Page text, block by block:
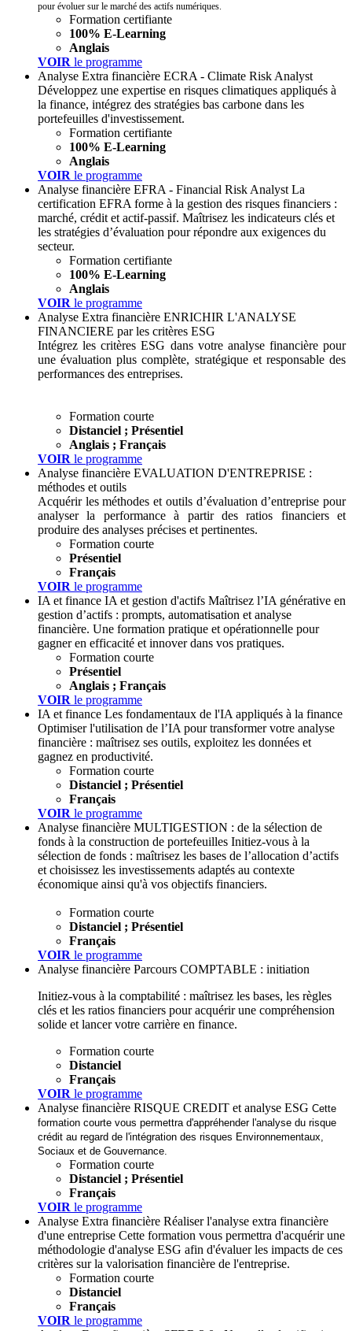
pour évoluer sur le marché des actifs numériques.
Formation certifiante
100% E-Learning
Anglais
VOIR le programme
Analyse Extra financière ECRA - Climate Risk Analyst
Développez une expertise en risques climatiques appliqués à
la finance, intégrez des stratégies bas carbone dans les
portefeuilles d'investissement.
Formation certifiante
100% E-Learning
Anglais
VOIR le programme
Analyse financière EFRA - Financial Risk Analyst La
certification EFRA forme à la gestion des risques financiers :
marché, crédit et actif-passif. Maîtrisez les indicateurs clés et
les stratégies d’évaluation pour répondre aux exigences du
secteur.
Formation certifiante
100% E-Learning
Anglais
VOIR le programme
Analyse Extra financière ENRICHIR L'ANALYSE
FINANCIERE par les critères ESG
Intégrez les critères ESG dans votre analyse financière pour
une évaluation plus complète, stratégique et responsable des
performances des entreprises.
Formation courte
Distanciel ; Présentiel
Anglais ; Français
VOIR le programme
Analyse financière EVALUATION D'ENTREPRISE :
méthodes et outils
Acquérir les méthodes et outils d’évaluation d’entreprise pour
analyser la performance à partir des ratios financiers et
produire des analyses précises et pertinentes.
Formation courte
Présentiel
Français
VOIR le programme
IA et finance IA et gestion d'actifs Maîtrisez l’IA générative en
gestion d’actifs : prompts, automatisation et analyse
financière. Une formation pratique et opérationnelle pour
gagner en efficacité et innover dans vos pratiques.
Formation courte
Présentiel
Anglais ; Français
VOIR le programme
IA et finance Les fondamentaux de l'IA appliqués à la finance
Optimiser l'utilisation de l’IA pour transformer votre analyse
financière : maîtrisez ses outils, exploitez les données et
gagnez en productivité.
Formation courte
Distanciel ; Présentiel
Français
VOIR le programme
Analyse financière MULTIGESTION : de la sélection de
fonds à la construction de portefeuilles Initiez-vous à la
sélection de fonds : maîtrisez les bases de l’allocation d’actifs
et choisissez les investissements adaptés au contexte
économique ainsi qu'à vos objectifs financiers.
Formation courte
Distanciel ; Présentiel
Français
VOIR le programme
Analyse financière Parcours COMPTABLE : initiation
Initiez-vous à la comptabilité : maîtrisez les bases, les règles
clés et les ratios financiers pour acquérir une compréhension
solide et lancer votre carrière en finance.
Formation courte
Distanciel
Français
VOIR le programme
Analyse financière RISQUE CREDIT et analyse ESG Cette
formation courte vous permettra d'appréhender l'analyse du risque
crédit au regard de l'intégration des risques Environnementaux,
Sociaux et de Gouvernance.
Formation courte
Distanciel ; Présentiel
Français
VOIR le programme
Analyse Extra financière Réaliser l'analyse extra financière
d'une entreprise Cette formation vous permettra d'acquérir une
méthodologie d'analyse ESG afin d'évaluer les impacts de ces
critères sur la valorisation financière de l'entreprise.
Formation courte
Distanciel
Français
VOIR le programme